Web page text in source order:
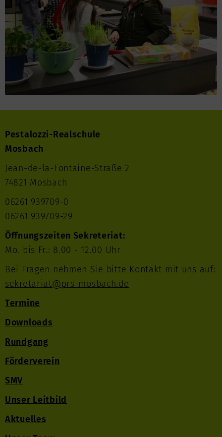
Pestalozzi-Realschule
Mosbach
Jean-de-la-Fontaine-Straße 2
74821 Mosbach
06261 939709-0
06261 939709-29
Öffnungszeiten Sekreteriat:
Mo. bis Fr.: 8.00 - 12.00 Uhr
Bei Fragen nehmen Sie bitte Kontakt mit uns auf:
sekretariat@prs-mosbach.de
Termine
Downloads
Rundgang
Förderverein
SMV
Unser Leitbild
Aktuelles